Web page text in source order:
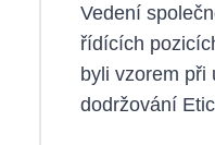
Vedení
řídících
byli vzorem při
dodržování